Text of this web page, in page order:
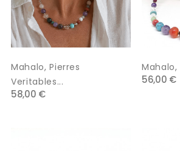
Mahalo, Pierres
Veritables...
58,00 €
Mahalo,
56,00 €